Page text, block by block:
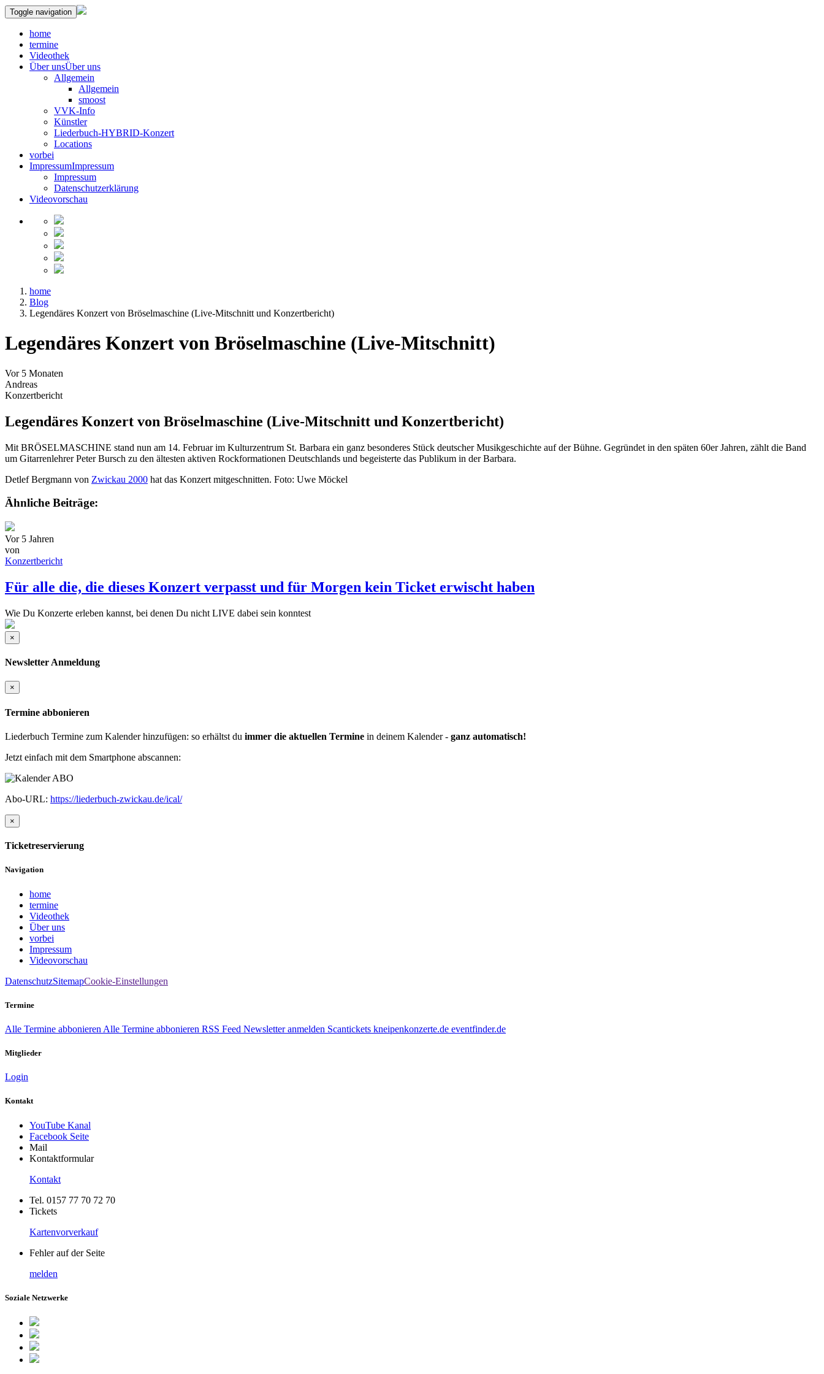
Toggle navigation
home
termine
Videothek
Über unsÜber uns
Allgemein
Allgemein
smoost
VVK-Info
Künstler
Liederbuch-HYBRID-Konzert
Locations
vorbei
ImpressumImpressum
Impressum
Datenschutzerklärung
Videovorschau
home
Blog
Legendäres Konzert von Bröselmaschine (Live-Mitschnitt und Konzertbericht)
Legendäres Konzert von Bröselmaschine (Live-Mitschnitt)
Vor 5 Monaten
Andreas
Konzertbericht
Legendäres Konzert von Bröselmaschine (Live-Mitschnitt und Konzertbericht)
Mit BRÖSELMASCHINE stand nun am 14. Februar im Kulturzentrum St. Barbara ein ganz besonderes Stück deutscher Musikgeschichte auf der Bühne. Gegründet in den späten 60er Jahren, zählt die Band
um Gitarrenlehrer Peter Bursch zu den ältesten aktiven Rockformationen Deutschlands und begeisterte das Publikum in der Barbara.
Detlef Bergmann von Zwickau 2000 hat das Konzert mitgeschnitten. Foto: Uwe Möckel
Ähnliche Beiträge:
Vor 5 Jahren
von
Konzertbericht
Für alle die, die dieses Konzert verpasst und für Morgen kein Ticket erwischt haben
Wie Du Konzerte erleben kannst, bei denen Du nicht LIVE dabei sein konntest
×
Newsletter Anmeldung
×
Termine abbonieren
Liederbuch Termine zum Kalender hinzufügen: so erhältst du immer die aktuellen Termine in deinem Kalender - ganz automatisch!
Jetzt einfach mit dem Smartphone abscannen:
Abo-URL: https://liederbuch-zwickau.de/ical/
×
Ticketreservierung
Navigation
home
termine
Videothek
Über uns
vorbei
Impressum
Videovorschau
DatenschutzSitemapCookie-Einstellungen
Termine
Alle Termine abbonieren Alle Termine abbonieren RSS Feed Newsletter anmelden Scantickets kneipenkonzerte.de eventfinder.de
Mitglieder
Login
Kontakt
YouTube Kanal
Facebook Seite
Mail
Kontaktformular
Kontakt
Tel. 0157 77 70 72 70
Tickets
Kartenvorverkauf
Fehler auf der Seite
melden
Soziale Netzwerke